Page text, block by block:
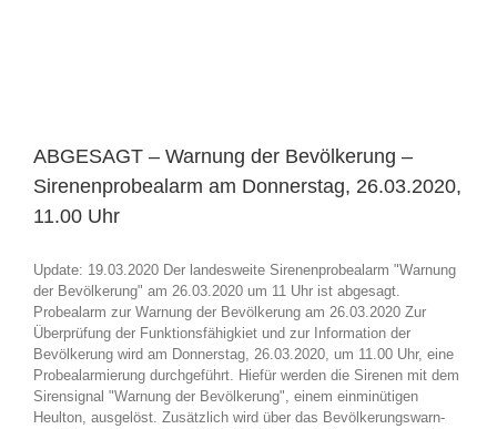
ABGESAGT – Warnung der Bevölkerung –
Sirenenprobealarm am Donnerstag, 26.03.2020,
11.00 Uhr
Update: 19.03.2020 Der landesweite Sirenenprobealarm "Warnung
der Bevölkerung" am 26.03.2020 um 11 Uhr ist abgesagt.
Probealarm zur Warnung der Bevölkerung am 26.03.2020 Zur
Überprüfung der Funktionsfähigkiet und zur Information der
Bevölkerung wird am Donnerstag, 26.03.2020, um 11.00 Uhr, eine
Probealarmierung durchgeführt. Hiefür werden die Sirenen mit dem
Sirensignal "Warnung der Bevölkerung", einem einminütigen
Heulton, ausgelöst. Zusätzlich wird über das Bevölkerungswarn-